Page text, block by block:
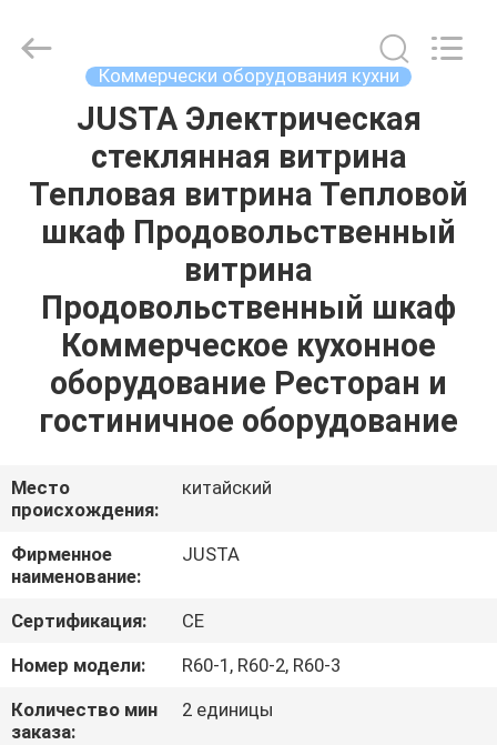
ПРОДУКТЫ
НАС
ПУТЕШЕСТВИЕ
ФАБРИКИ
ПРОВЕРКА
КАЧЕСТВА
СВЯЖИТЕСЬ
МЫ
equipments
limited.
Коммерчески оборудования кухни
JUSTA Электрическая
стеклянная витрина
Тепловая витрина Тепловой
шкаф Продовольственный
витрина
Продовольственный шкаф
Коммерческое кухонное
оборудование Ресторан и
гостиничное оборудование
Место
происхождения:
китайский
Фирменное
наименование:
JUSTA
Сертификация:
CE
Номер модели:
R60-1, R60-2, R60-3
Количество мин
заказа:
2 единицы